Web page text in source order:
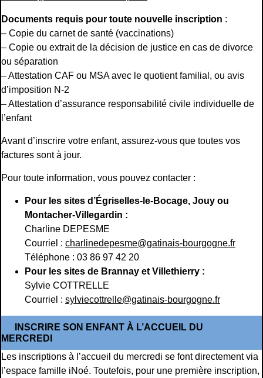
Documents requis pour toute nouvelle inscription :
– Copie du carnet de santé (vaccinations)
– Copie ou extrait de la décision de justice en cas de divorce
ou séparation
– Attestation CAF ou MSA avec le quotient familial, ou avis
d’imposition N-2
– Attestation d’assurance responsabilité civile individuelle de
l’enfant
Avant d’inscrire votre enfant, assurez-vous que toutes vos
factures sont à jour.
Pour toute information, vous pouvez contacter :
Pour les sites d’Égriselles-le-Bocage, Jouy ou
Montacher-Villegardin :
Charline DEPESME
Courriel : charlinedepesme@gatinais-bourgogne.fr
Téléphone : 03 86 97 42 20
Pour les sites de Brannay et Villethierry :
Sylvie COTTRELLE
Courriel : sylviecottrelle@gatinais-bourgogne.fr
INSCRIRE SON ENFANT À L’ACCUEIL DU
MERCREDI
Les inscriptions à l’accueil du mercredi se font directement via
l’espace famille iNoé. Toutefois, pour une première inscription,